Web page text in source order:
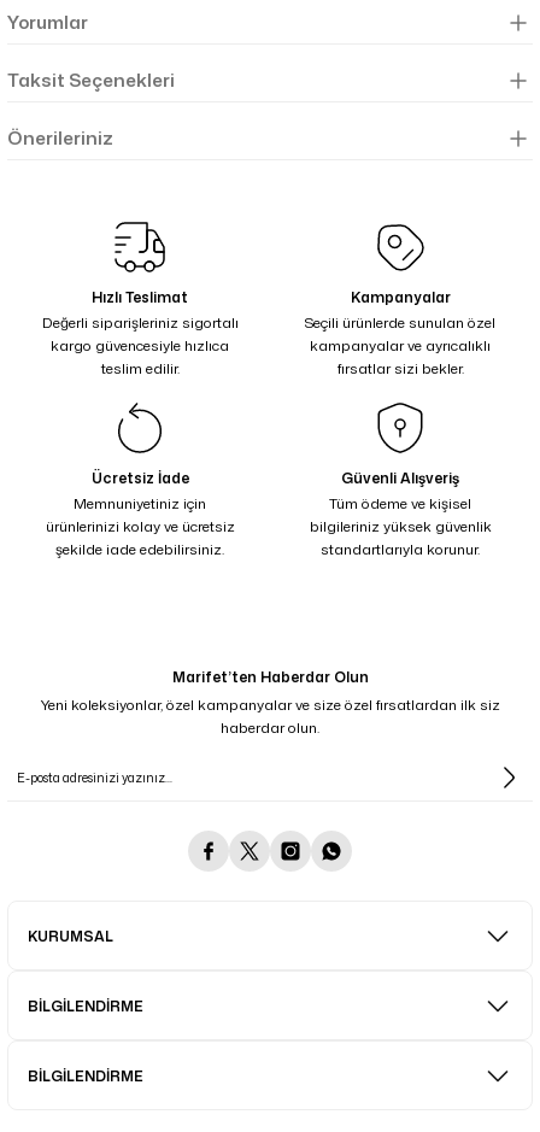
Yorumlar
Taksit Seçenekleri
Önerileriniz
Hızlı Teslimat
Değerli siparişleriniz sigortalı
kargo güvencesiyle hızlıca
teslim edilir.
Kampanyalar
Seçili ürünlerde sunulan özel
kampanyalar ve ayrıcalıklı
fırsatlar sizi bekler.
Ücretsiz İade
Memnuniyetiniz için
ürünlerinizi kolay ve ücretsiz
şekilde iade edebilirsiniz.
Güvenli Alışveriş
Tüm ödeme ve kişisel
bilgileriniz yüksek güvenlik
standartlarıyla korunur.
Marifet’ten Haberdar Olun
Yeni koleksiyonlar, özel kampanyalar ve size özel fırsatlardan ilk siz
haberdar olun.
KURUMSAL
BİLGİLENDİRME
BİLGİLENDİRME